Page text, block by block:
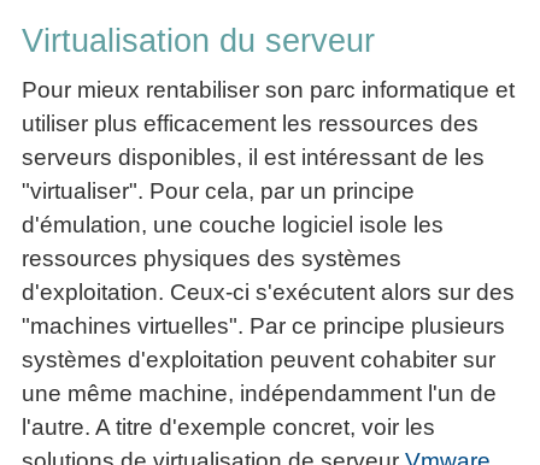
Techniques
de
décision
▶
les
articles
»»»
▶
et
PDF
management
gratuits
PDF
Entrepreneuriat
▶
Perfonomique
▶
Tous
articles
Virtualisation du serveur
Pour mieux rentabiliser son parc informatique et
utiliser plus efficacement les ressources des
serveurs disponibles, il est intéressant de les
"virtualiser". Pour cela, par un principe
d'émulation, une couche logiciel isole les
ressources physiques des systèmes
d'exploitation. Ceux-ci s'exécutent alors sur des
"machines virtuelles". Par ce principe plusieurs
systèmes d'exploitation peuvent cohabiter sur
une même machine, indépendamment l'un de
l'autre. A titre d'exemple concret, voir les